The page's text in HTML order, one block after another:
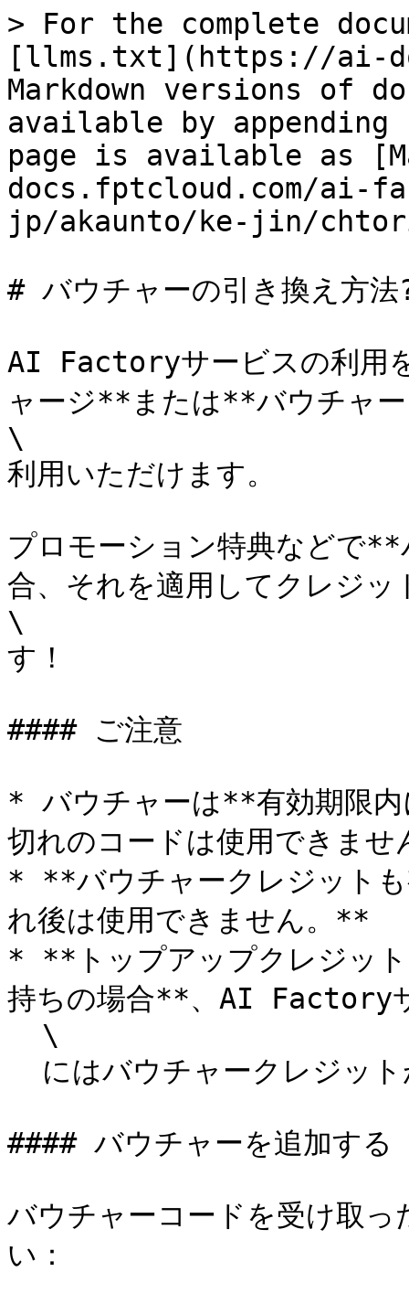
> For the complete
[llms.txt](https://ai-
Markdown versions of
available by
page is available as
docs.fptcloud.com/ai-
jp/akaunto/ke-jin/
# バウチャーの引き換え方法
AI Factoryサービスの利用
ャージ**または**バウチャ
\
利用いただけます。
プロモーション特典などで
合、それを適用してクレジッ
\
す！
#### ご注意
* バウチャーは**有効期限
切れのコードは使用できませ
* **バウチャークレジットも
れ後は使用できません。**
* **トップアップクレジット
持ちの場合**、AI Factory
#### バウチャーを追加する
バウチャーコードを受け取
い：